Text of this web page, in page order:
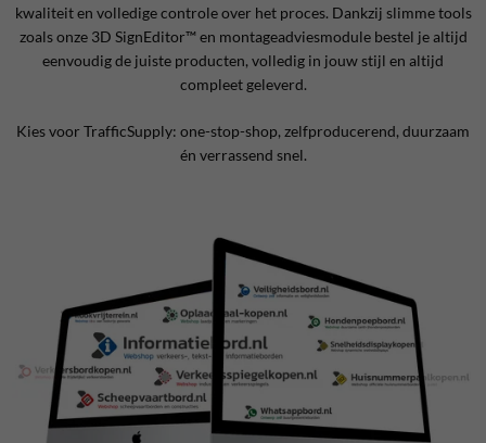
kwaliteit en volledige controle over het proces. Dankzij slimme tools
zoals onze 3D SignEditor™ en montageadviesmodule bestel je altijd
eenvoudig de juiste producten, volledig in jouw stijl en altijd
compleet geleverd.
Kies voor TrafficSupply: one-stop-shop, zelfproducerend, duurzaam
én verrassend snel.